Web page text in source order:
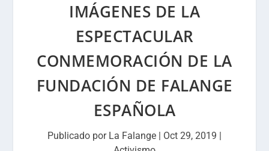
IMÁGENES DE LA
ESPECTACULAR
CONMEMORACIÓN DE LA
FUNDACIÓN DE FALANGE
ESPAÑOLA
Publicado por La Falange | Oct 29, 2019 |